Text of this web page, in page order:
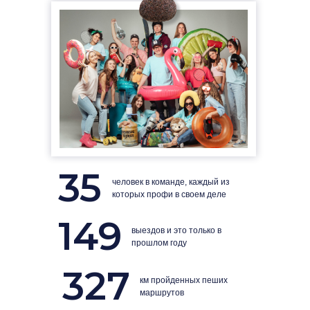
км пройденных пеших
маршрутов
327
выездов и это только в
прошлом году
149
человек в команде, каждый из
которых профи в своем деле
35